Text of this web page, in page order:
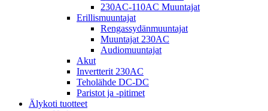
230AC-110AC Muuntajat
Erillismuuntajat
Rengassydänmuuntajat
Muuntajat 230AC
Audiomuuntajat
Akut
Invertterit 230AC
Teholähde DC-DC
Paristot ja -pitimet
Älykoti tuotteet